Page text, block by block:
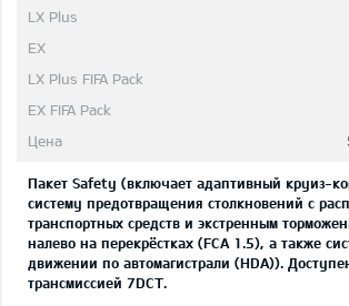
Пакет Safety (включает адаптивный круиз-
систему предотвращения столкновений с
транспортных средств и экстренным
налево на перекрёстках (FCA 1.5), а также
движении по автомагистрали (HDA)).
трансмиссией 7DCT.